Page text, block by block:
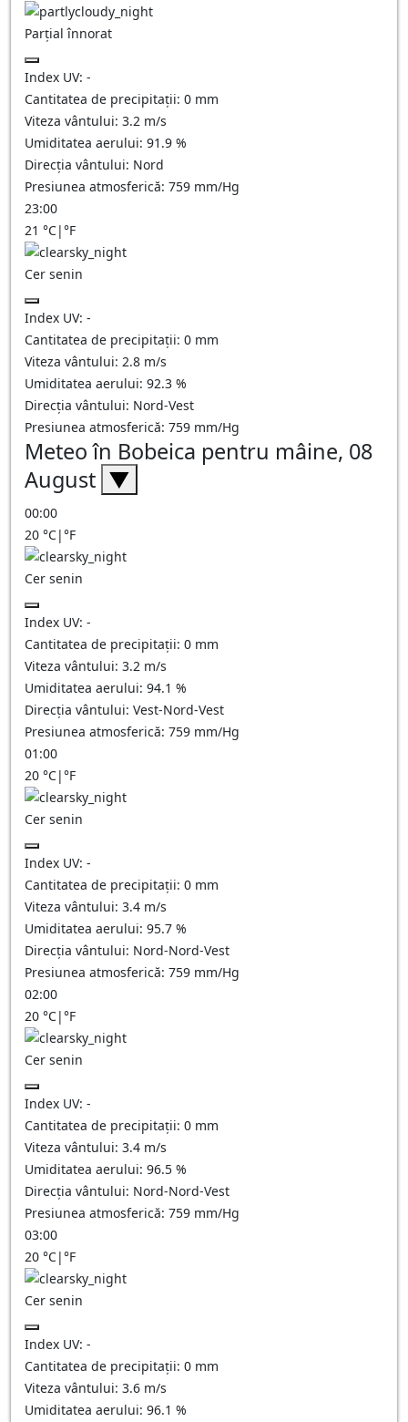
Parțial înnorat
Index UV: -
Cantitatea de precipitații: 0 mm
Viteza vântului: 3.2 m/s
Umiditatea aerului: 91.9 %
Direcția vântului: Nord
Presiunea atmosferică: 759 mm/Hg
23:00
21 °C|°F
Cer senin
Index UV: -
Cantitatea de precipitații: 0 mm
Viteza vântului: 2.8 m/s
Umiditatea aerului: 92.3 %
Direcția vântului: Nord-Vest
Presiunea atmosferică: 759 mm/Hg
Meteo în Bobeica pentru mâine, 08
August ▼
00:00
20 °C|°F
Cer senin
Index UV: -
Cantitatea de precipitații: 0 mm
Viteza vântului: 3.2 m/s
Umiditatea aerului: 94.1 %
Direcția vântului: Vest-Nord-Vest
Presiunea atmosferică: 759 mm/Hg
01:00
20 °C|°F
Cer senin
Index UV: -
Cantitatea de precipitații: 0 mm
Viteza vântului: 3.4 m/s
Umiditatea aerului: 95.7 %
Direcția vântului: Nord-Nord-Vest
Presiunea atmosferică: 759 mm/Hg
02:00
20 °C|°F
Cer senin
Index UV: -
Cantitatea de precipitații: 0 mm
Viteza vântului: 3.4 m/s
Umiditatea aerului: 96.5 %
Direcția vântului: Nord-Nord-Vest
Presiunea atmosferică: 759 mm/Hg
03:00
20 °C|°F
Cer senin
Index UV: -
Cantitatea de precipitații: 0 mm
Viteza vântului: 3.6 m/s
Umiditatea aerului: 96.1 %